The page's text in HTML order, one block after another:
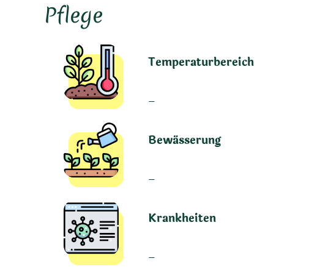
Pflege
Temperaturbereich
–
Bewässerung
–
Krankheiten
–